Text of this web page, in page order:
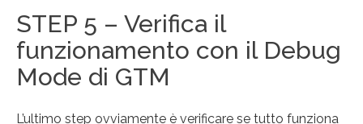
STEP 5 – Verifica il
funzionamento con il Debug
Mode di GTM
L’ultimo step ovviamente è verificare se tutto funziona